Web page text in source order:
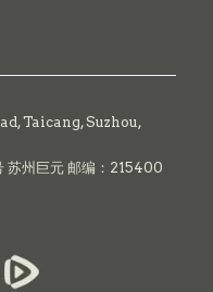
Taicang,Suzhou,
苏州巨元 邮编：215400